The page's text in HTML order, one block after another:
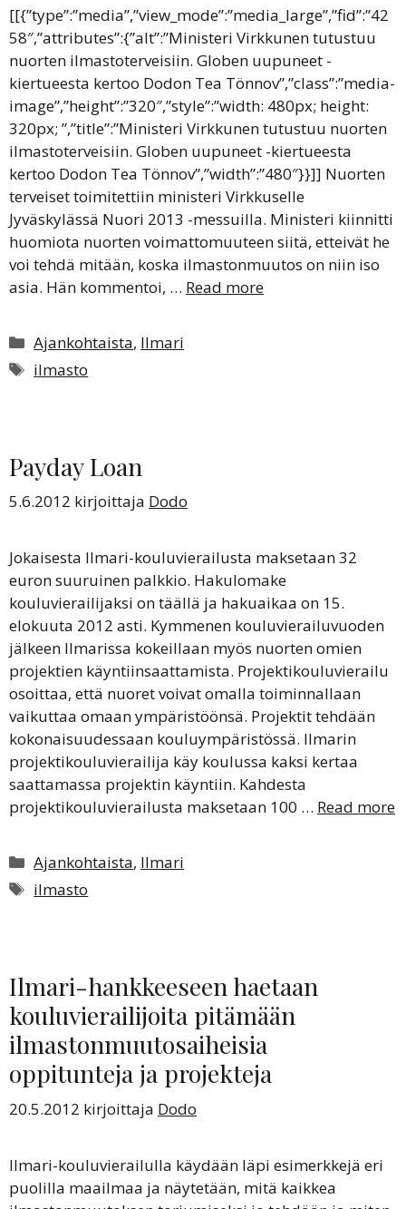
[[{”type”:”media”,”view_mode”:”media_large”,”fid”:”42
58″,”attributes”:{”alt”:”Ministeri Virkkunen tutustuu
nuorten ilmastoterveisiin. Globen uupuneet -
kiertueesta kertoo Dodon Tea Tönnov”,”class”:”media-
image”,”height”:”320″,”style”:”width: 480px; height:
320px; ”,”title”:”Ministeri Virkkunen tutustuu nuorten
ilmastoterveisiin. Globen uupuneet -kiertueesta
kertoo Dodon Tea Tönnov”,”width”:”480″}}]] Nuorten
terveiset toimitettiin ministeri Virkkuselle
Jyväskylässä Nuori 2013 -messuilla. Ministeri kiinnitti
huomiota nuorten voimattomuuteen siitä, etteivät he
voi tehdä mitään, koska ilmastonmuutos on niin iso
asia. Hän kommentoi, … Read more
Kategoriat
Ajankohtaista, Ilmari
Avainsanat
ilmasto
Payday Loan
5.6.2012 kirjoittaja Dodo
Jokaisesta Ilmari-kouluvierailusta maksetaan 32
euron suuruinen palkkio. Hakulomake
kouluvierailijaksi on täällä ja hakuaikaa on 15.
elokuuta 2012 asti. Kymmenen kouluvierailuvuoden
jälkeen Ilmarissa kokeillaan myös nuorten omien
projektien käyntiinsaattamista. Projektikouluvierailu
osoittaa, että nuoret voivat omalla toiminnallaan
vaikuttaa omaan ympäristöönsä. Projektit tehdään
kokonaisuudessaan kouluympäristössä. Ilmarin
projektikouluvierailija käy koulussa kaksi kertaa
saattamassa projektin käyntiin. Kahdesta
projektikouluvierailusta maksetaan 100 … Read more
Kategoriat
Ajankohtaista, Ilmari
Avainsanat
ilmasto
Ilmari-hankkeeseen haetaan
kouluvierailijoita pitämään
ilmastonmuutosaiheisia
oppitunteja ja projekteja
20.5.2012 kirjoittaja Dodo
Ilmari-kouluvierailulla käydään läpi esimerkkejä eri
puolilla maailmaa ja näytetään, mitä kaikkea